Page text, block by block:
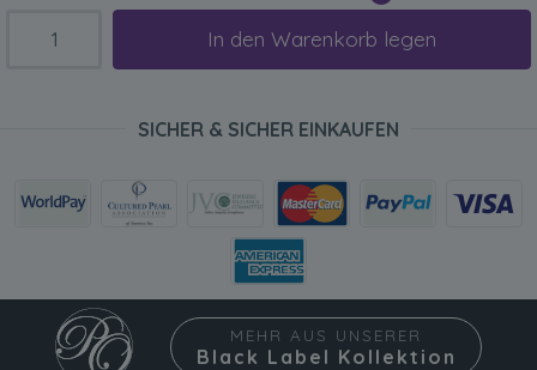
In den Warenkorb legen
SICHER & SICHER EINKAUFEN
MEHR AUS UNSERER
Black Label Kollektion